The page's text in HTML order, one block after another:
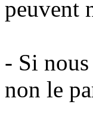
peuvent
- Si
non le